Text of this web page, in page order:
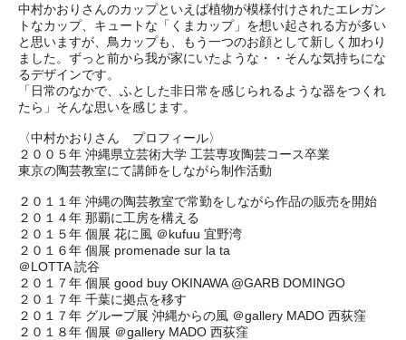
中村かおりさんのカップといえば植物が模様付けされたエレガン
トなカップ、キュートな「くまカップ」を想い起される方が多い
と思いますが、鳥カップも、もう一つのお顔として新しく加わり
ました。ずっと前から我が家にいたような・・そんな気持ちにな
るデザインです。
「日常のなかで、ふとした非日常を感じられるような器をつくれ
たら」そんな思いを感じます。
〈中村かおりさん プロフィール〉
２００５年 沖縄県立芸術大学 工芸専攻陶芸コース卒業
東京の陶芸教室にて講師をしながら制作活動
２０１１年 沖縄の陶芸教室で常勤をしながら作品の販売を開始
２０１４年 那覇に工房を構える
２０１５年 個展 花に風 ＠kufuu 宜野湾
２０１６年 個展 promenade sur la ta
＠LOTTA 読谷
２０１７年 個展 good buy OKINAWA @GARB DOMINGO
２０１７年 千葉に拠点を移す
２０１７年 グループ展 沖縄からの風 ＠gallery MADO 西荻窪
２０１８年 個展 ＠gallery MADO 西荻窪